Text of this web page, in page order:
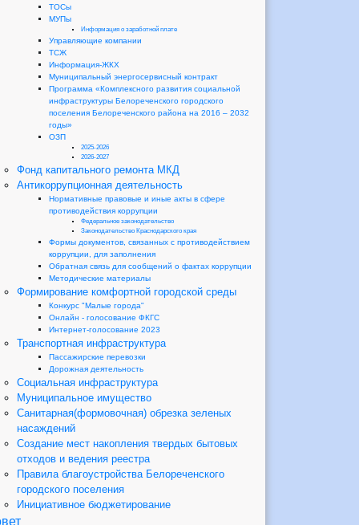
ТОСы
МУПы
Информация о заработной плате
Управляющие компании
ТСЖ
Информация-ЖКХ
Муниципальный энергосервисный контракт
Программа «Комплексного развития социальной
инфраструктуры Белореченского городского
поселения Белореченского района на 2016 – 2032
годы»
ОЗП
2025-2026
2026-2027
Фонд капитального ремонта МКД
Антикоррупционная деятельность
Нормативные правовые и иные акты в сфере
противодействия коррупции
Федеральное законодательство
Законодательство Краснодарского края
Формы документов, связанных с противодействием
коррупции, для заполнения
Обратная связь для сообщений о фактах коррупции
Методические материалы
Формирование комфортной городской среды
Конкурс "Малые города"
Онлайн - голосование ФКГС
Интернет-голосование 2023
Транспортная инфраструктура
Пассажирские перевозки
Дорожная деятельность
Социальная инфраструктура
Муниципальное имущество
Санитарная(формовочная) обрезка зеленых
насаждений
Создание мест накопления твердых бытовых
отходов и ведения реестра
Правила благоустройства Белореченского
городского поселения
Инициативное бюджетирование